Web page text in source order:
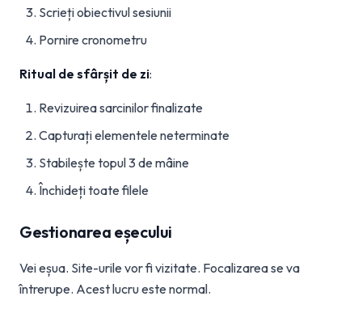
Scrieți obiectivul sesiunii
Pornire cronometru
Ritual de sfârșit de zi:
Revizuirea sarcinilor finalizate
Capturați elementele neterminate
Stabilește topul 3 de mâine
Închideți toate filele
Gestionarea eșecului
Vei eșua. Site-urile vor fi vizitate. Focalizarea se va
întrerupe. Acest lucru este normal.